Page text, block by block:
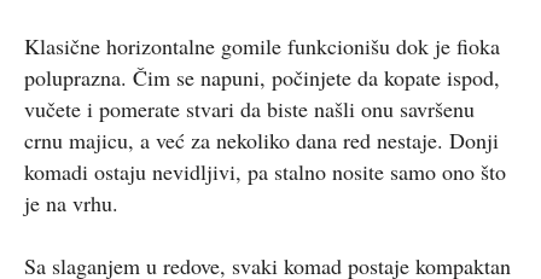
Klasične horizontalne gomile funkcionišu dok je fioka
poluprazna. Čim se napuni, počinjete da kopate ispod,
vučete i pomerate stvari da biste našli onu savršenu
crnu majicu, a već za nekoliko dana red nestaje. Donji
komadi ostaju nevidljivi, pa stalno nosite samo ono što
je na vrhu.
Sa slaganjem u redove, svaki komad postaje kompaktan